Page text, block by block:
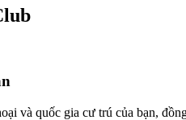
và quốc gia cư trú của bạn,